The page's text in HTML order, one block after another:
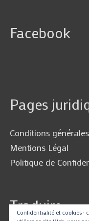
Facebook
Pages
Conditions
Mentions Légal
Politique de
Traduire
Confidentialité et cookies :